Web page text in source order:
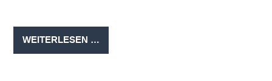
WEITERLESEN …
DER